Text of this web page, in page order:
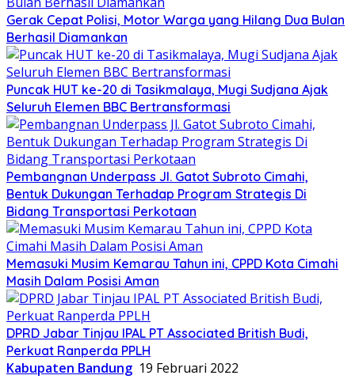
Gerak Cepat Polisi, Motor Warga yang Hilang Dua Bulan
Berhasil Diamankan
Puncak HUT ke-20 di Tasikmalaya, Mugi Sudjana Ajak
Seluruh Elemen BBC Bertransformasi
Pembangnan Underpass Jl. Gatot Subroto Cimahi,
Bentuk Dukungan Terhadap Program Strategis Di
Bidang Transportasi Perkotaan
Memasuki Musim Kemarau Tahun ini, CPPD Kota Cimahi
Masih Dalam Posisi Aman
DPRD Jabar Tinjau IPAL PT Associated British Budi,
Perkuat Ranperda PPLH
Kabupaten Bandung 19 Februari 2022